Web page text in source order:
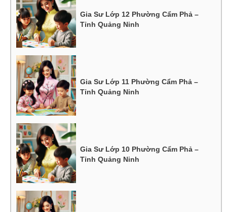
Gia Sư Lớp 12 Phường Cẩm Phả –
Tỉnh Quảng Ninh
Gia Sư Lớp 11 Phường Cẩm Phả –
Tỉnh Quảng Ninh
Gia Sư Lớp 10 Phường Cẩm Phả –
Tỉnh Quảng Ninh